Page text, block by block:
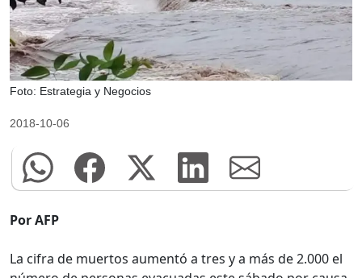
Foto: Estrategia y Negocios
2018-10-06
Por AFP
La cifra de muertos aumentó a tres y a más de 2.000 el